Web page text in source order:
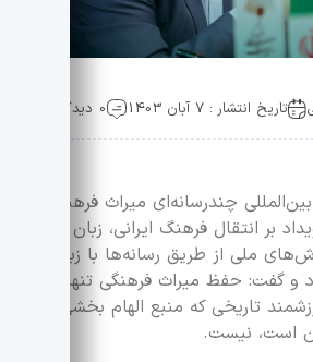
تاریخ انتشار : 7 آبان 1403 0 دیدگاه
چندرسانه‌ای میراث فرهنگی با
بر انتقال فرهنگ ایرانی، زبان فارسی
ملی از طریق رسانه‌ها با زبان هنر
و گفت: حفظ میراث فرهنگی تنها به
تاریخی که منبع الهام بخشی برای
است، نیست.